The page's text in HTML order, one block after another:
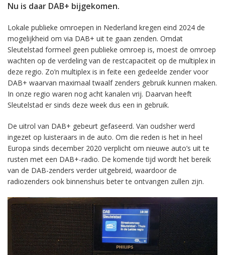
Nu is daar DAB+ bijgekomen.
Lokale publieke omroepen in Nederland kregen eind 2024 de
mogelijkheid om via DAB+ uit te gaan zenden. Omdat
Sleutelstad formeel geen publieke omroep is, moest de omroep
wachten op de verdeling van de restcapaciteit op de multiplex in
deze regio. Zo’n multiplex is in feite een gedeelde zender voor
DAB+ waarvan maximaal twaalf zenders gebruik kunnen maken.
In onze regio waren nog acht kanalen vrij. Daarvan heeft
Sleutelstad er sinds deze week dus een in gebruik.
De uitrol van DAB+ gebeurt gefaseerd. Van oudsher werd
ingezet op luisteraars in de auto. Om die reden is het in heel
Europa sinds december 2020 verplicht om nieuwe auto’s uit te
rusten met een DAB+-radio. De komende tijd wordt het bereik
van de DAB-zenders verder uitgebreid, waardoor de
radiozenders ook binnenshuis beter te ontvangen zullen zijn.